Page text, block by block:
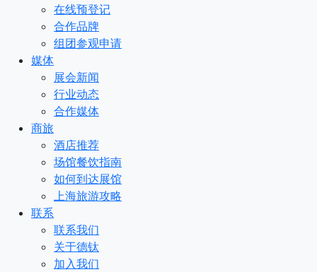
在线预登记
合作品牌
组团参观申请
媒体
展会新闻
行业动态
合作媒体
商旅
酒店推荐
场馆餐饮指南
如何到达展馆
上海旅游攻略
联系
联系我们
关于德钛
加入我们